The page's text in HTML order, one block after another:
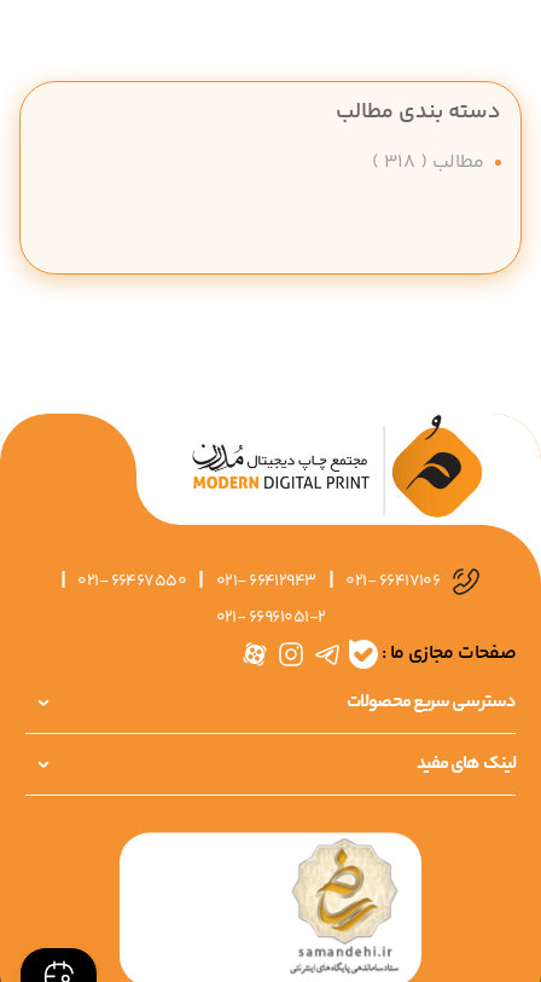
دسته بندی مطالب
مطالب ( 318 )
021- 66417106
|
021- 66412943
|
021- 66467550
|
021- 66961051-2
صفحات مجازی ما :
دسترسی سریع محصولات
لینک های مفید